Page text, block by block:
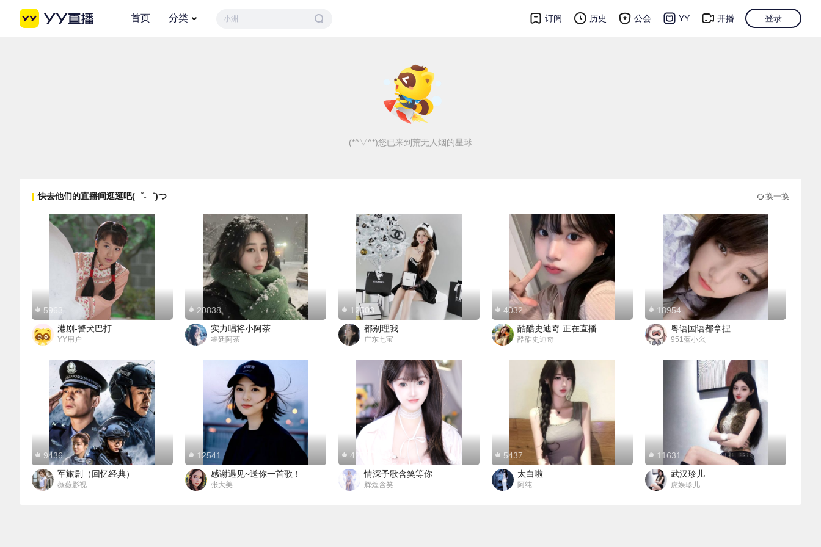
首页 分类 小洲 订阅 历史 公会 YY 开播 登录
(*^▽^*)您已来到荒无人烟的星球
快去他们的直播间逛逛吧(゜-゜)つ 换一换
5963
港剧-警犬巴打
YY用户
20838
实力唱将小阿茶
睿廷阿茶
12503
都别理我
广东七宝
4032
酷酷史迪奇 正在直播
酷酷史迪奇
18954
粤语国语都拿捏
951蓝小幺
9436
军旅剧（回忆经典）
薇薇影视
12541
感谢遇见~送你一首歌！
张大美
42535
情深予歌含笑等你
辉煌含笑
5437
太白啦
阿纯
11631
武汉珍儿
虎娱珍儿